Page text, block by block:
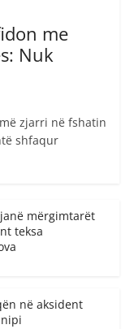
me
Nuk
zjarri në fshatin
shfaqur
mërgimtarët
teksa
në aksident